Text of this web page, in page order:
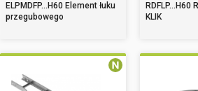
ELPMDFP...H60 Element łuku
przegubowego
RDFLP...H60
KLIK